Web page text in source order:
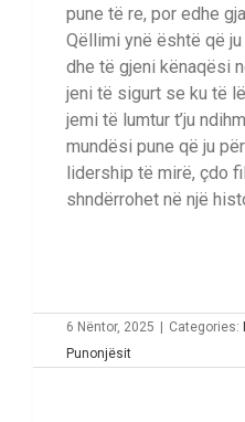
pune të re, por edhe
Qëllimi ynë është që
dhe të gjeni kënaqësi
jeni të sigurt se ku të
jemi të lumtur t’ju
mundësi pune që ju
lidership të mirë, çdo
shndërrohet në një
6 Nëntor, 2025 Categories:
Punonjësit